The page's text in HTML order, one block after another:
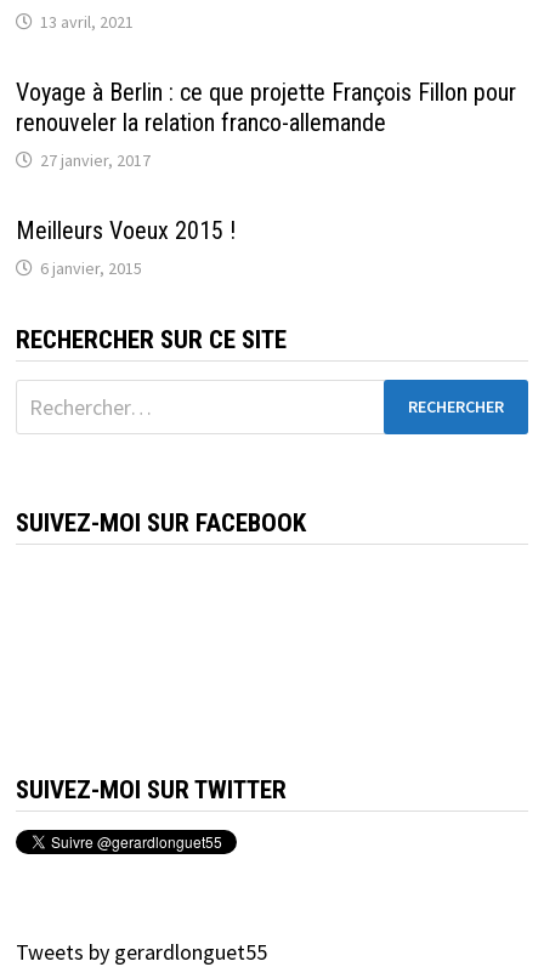
13 avril, 2021
Voyage à Berlin : ce que projette François Fillon pour
renouveler la relation franco-allemande
27 janvier, 2017
Meilleurs Voeux 2015 !
6 janvier, 2015
RECHERCHER SUR CE SITE
Rechercher :
SUIVEZ-MOI SUR FACEBOOK
SUIVEZ-MOI SUR TWITTER
Tweets by gerardlonguet55